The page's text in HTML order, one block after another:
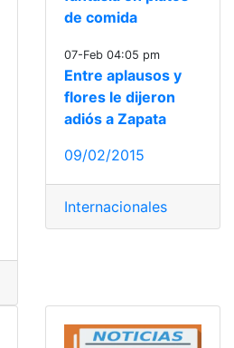
de comida
07-Feb 04:05 pm
Entre aplausos y
flores le dijeron
adiós a Zapata
09/02/2015
Internacionales